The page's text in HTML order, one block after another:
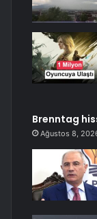
Brenntag
Ağustos 8,